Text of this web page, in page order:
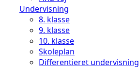
Undervisning
8. klasse
9. klasse
10. klasse
Skoleplan
Differentieret undervisning